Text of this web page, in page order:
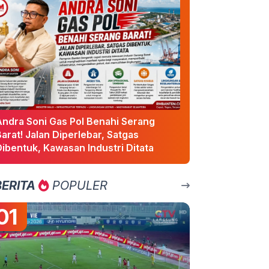
Soni Gas Pol Benahi Serang
Jalan Diperlebar, Satgas
Kawasan Industri Ditata
POPULER